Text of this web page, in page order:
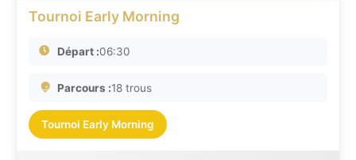
Tournoi Early Morning
Départ :06:30
Parcours :18 trous
Tournoi Early Morning